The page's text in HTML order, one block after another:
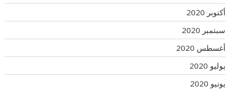
أكتوبر 2020
سبتمبر 2020
أغسطس 2020
يوليو 2020
يونيو 2020